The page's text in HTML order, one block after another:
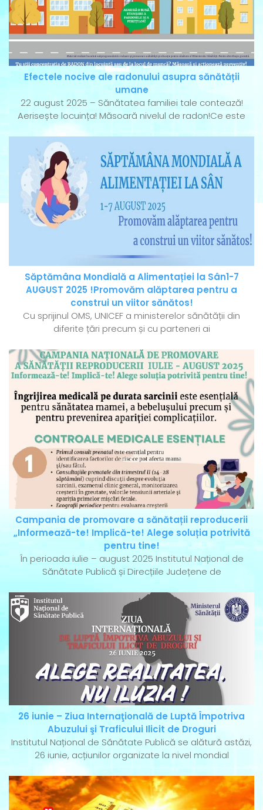
Efectele nocive ale radonului asupra sănătății
umane
22 august 2025 – Sănătatea familiei tale contează!
Aerisește locuința! Măsoară nivelul de radon!Ce este
Săptămâna Mondială a Alimentației la Sân1-7
AUGUST 2025 !Promovăm alăptarea pentru a
construi un viitor sănătos!
Cu sprijinul OMS, UNICEF a ministerelor sănătății din
diferite țări precum și cu parteneri ai
Campania de promovare a sănătații reproducerii
„Informează-te! Implică-te! Alege soluția potrivită
pentru tine!
În perioada iulie – august 2025 Institutul Național de
Sănătate Publică și Direcțiile Județene de
26 iunie – Ziua Internaţională de Luptă Împotriva
Abuzului şi Traficului Ilicit de Droguri
Institutul Național de Sănătate Publică se alătură astăzi,
26 iunie, acțiunilor organizate la nivel mondial